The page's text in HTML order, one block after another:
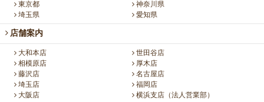
東京都
神奈川県
埼玉県
愛知県
店舗案内
大和本店
世田谷店
相模原店
厚木店
藤沢店
名古屋店
埼玉店
福岡店
大阪店
横浜支店（法人営業部）